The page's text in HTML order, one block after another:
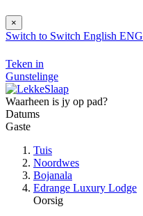
×
Switch to Switch English ENG
Teken in
Gunstelinge
Waarheen is jy op pad?
Datums
Gaste
Tuis
Noordwes
Bojanala
Edrange Luxury Lodge
Oorsig